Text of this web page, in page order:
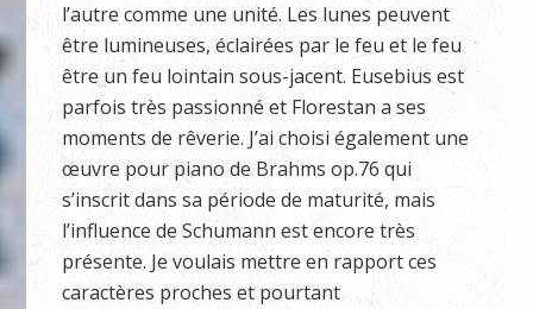
l’autre comme une unité. Les lunes peuvent
être lumineuses, éclairées par le feu et le feu
être un feu lointain sous-jacent. Eusebius est
parfois très passionné et Florestan a ses
moments de rêverie. J’ai choisi également une
œuvre pour piano de Brahms op.76 qui
s’inscrit dans sa période de maturité, mais
l’influence de Schumann est encore très
présente. Je voulais mettre en rapport ces
caractères proches et pourtant